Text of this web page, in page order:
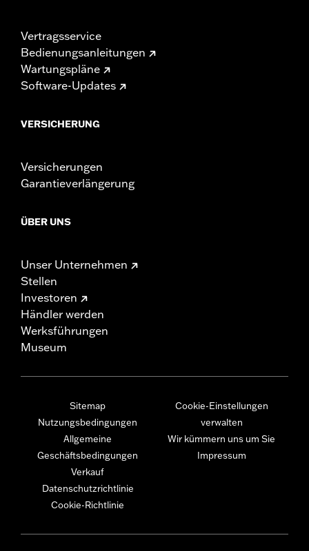
Vertragsservice
Bedienungsanleitungen
Wartungspläne
Software-Updates
VERSICHERUNG
Versicherungen
Garantieverlängerung
ÜBER UNS
Unser Unternehmen
Stellen
Investoren
Händler werden
Werksführungen
Museum
Sitemap
Nutzungsbedingungen
Allgemeine
Geschäftsbedingungen
Verkauf
Datenschutzrichtlinie
Cookie-Richtlinie
Cookie-Einstellungen
verwalten
Wir kümmern uns um Sie
Impressum